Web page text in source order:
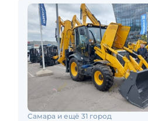
Самара и ещё 31 город